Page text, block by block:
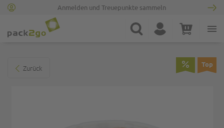
Anmelden und Treuepunkte sammeln
Suche Konto Warenkorb
Zurück Top